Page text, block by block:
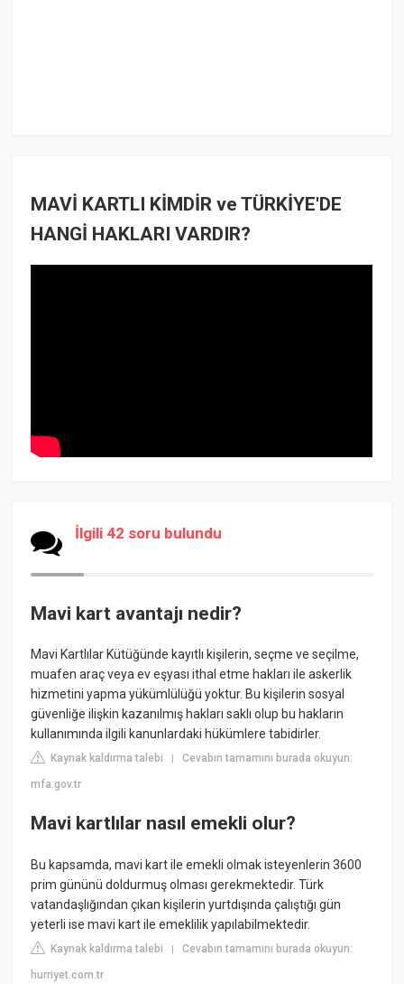
MAVİ KARTLI KİMDİR ve TÜRKİYE'DE
HANGİ HAKLARI VARDIR?
İlgili 42 soru bulundu
Mavi kart avantajı nedir?
Mavi Kartlılar Kütüğünde kayıtlı kişilerin, seçme ve seçilme,
muafen araç veya ev eşyası ithal etme hakları ile askerlik
hizmetini yapma yükümlülüğü yoktur. Bu kişilerin sosyal
güvenliğe ilişkin kazanılmış hakları saklı olup bu hakların
kullanımında ilgili kanunlardaki hükümlere tabidirler.
Kaynak kaldırma talebi |Cevabın tamamını burada okuyun:
mfa.gov.tr
Mavi kartlılar nasıl emekli olur?
Bu kapsamda, mavi kart ile emekli olmak isteyenlerin 3600
prim gününü doldurmuş olması gerekmektedir. Türk
vatandaşlığından çıkan kişilerin yurtdışında çalıştığı gün
yeterli ise mavi kart ile emeklilik yapılabilmektedir.
Kaynak kaldırma talebi |Cevabın tamamını burada okuyun:
hurriyet.com.tr